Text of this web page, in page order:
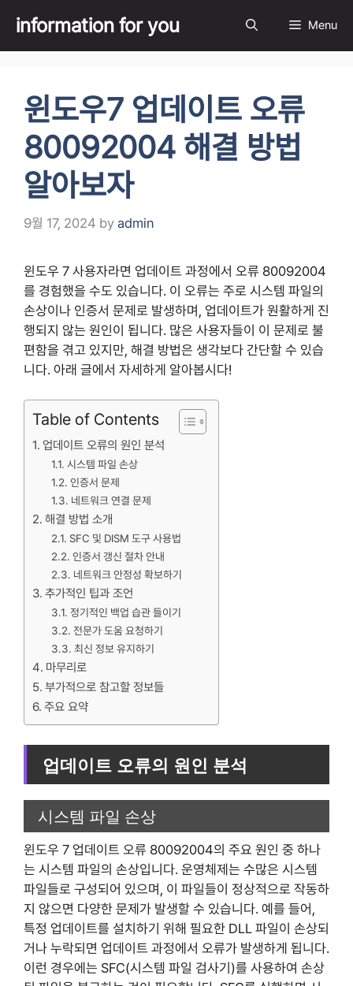
content
information for you Menu
윈도우7 업데이트 오류
80092004 해결 방법
알아보자
9월 17, 2024 by admin
윈도우 7 사용자라면 업데이트 과정에서 오류 80092004
를 경험했을 수도 있습니다. 이 오류는 주로 시스템 파일의
손상이나 인증서 문제로 발생하며, 업데이트가 원활하게 진
행되지 않는 원인이 됩니다. 많은 사용자들이 이 문제로 불
편함을 겪고 있지만, 해결 방법은 생각보다 간단할 수 있습
니다. 아래 글에서 자세하게 알아봅시다!
Table of Contents
업데이트 오류의 원인 분석
시스템 파일 손상
인증서 문제
네트워크 연결 문제
해결 방법 소개
SFC 및 DISM 도구 사용법
인증서 갱신 절차 안내
네트워크 안정성 확보하기
추가적인 팁과 조언
정기적인 백업 습관 들이기
전문가 도움 요청하기
최신 정보 유지하기
마무리로
부가적으로 참고할 정보들
주요 요약
업데이트 오류의 원인 분석
시스템 파일 손상
윈도우 7 업데이트 오류 80092004의 주요 원인 중 하나
는 시스템 파일의 손상입니다. 운영체제는 수많은 시스템
파일들로 구성되어 있으며, 이 파일들이 정상적으로 작동하
지 않으면 다양한 문제가 발생할 수 있습니다. 예를 들어,
특정 업데이트를 설치하기 위해 필요한 DLL 파일이 손상되
거나 누락되면 업데이트 과정에서 오류가 발생하게 됩니다.
이런 경우에는 SFC(시스템 파일 검사기)를 사용하여 손상